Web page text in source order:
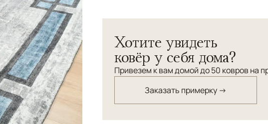
Хотите увидеть
ковёр у себя дома?
Привезем к вам домой до 50 ковров на
Заказать примерку →